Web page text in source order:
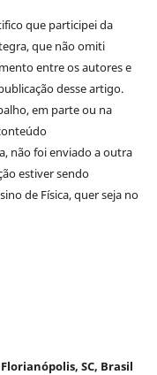
que participei da
que não omiti
entre os autores e
desse artigo.
em parte ou na
não foi enviado a outra
estiver sendo
de Física, quer seja no
SC, Brasil